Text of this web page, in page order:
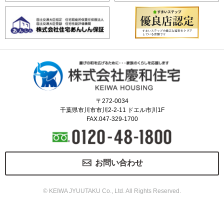
〒272-0034
千葉県市川市市川2-2-11 ドエル市川1F
FAX.047-329-1700
お問い合わせ
© KEIWA JYUUTAKU Co., Ltd. All Rights Reserved.